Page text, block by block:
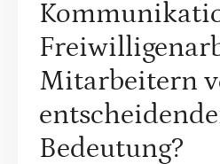
Mitarbeitern
Bedeutung?